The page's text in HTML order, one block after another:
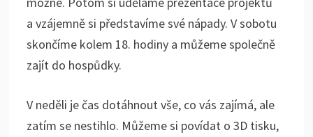
a vzájemně si představíme své nápady. V sobotu
skončíme kolem 18. hodiny a můžeme společně
zajít do hospůdky.
V neděli je čas dotáhnout vše, co vás zajímá, ale
zatím se nestihlo. Můžeme si povídat o 3D tisku,